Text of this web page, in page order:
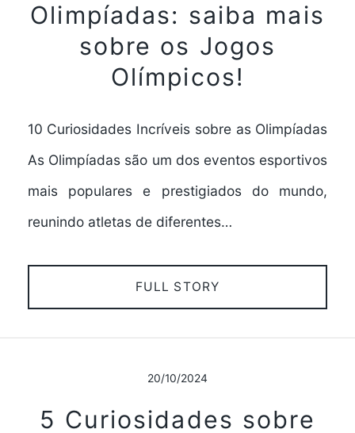
Olimpíadas: saiba mais
sobre os Jogos
Olímpicos!
10 Curiosidades Incríveis sobre as Olimpíadas
As Olimpíadas são um dos eventos esportivos
mais populares e prestigiados do mundo,
reunindo atletas de diferentes…
FULL STORY
20/10/2024
5 Curiosidades sobre